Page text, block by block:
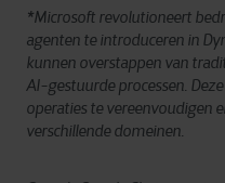
*Microsoft revolutioneert
agenten te introduceren in
kunnen overstappen van
AI-gestuurde processen.
operaties te vereenvoudigen
verschillende domeinen.